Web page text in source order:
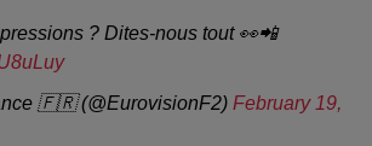
? Dites-nous tout 👀📲
🇫🇷 (@EurovisionF2) February 19,